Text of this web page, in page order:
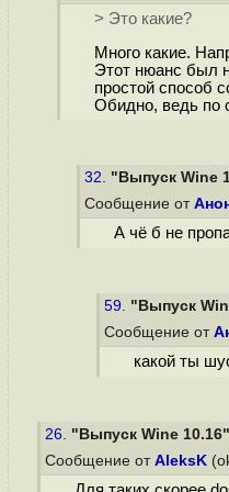
> Это какие?
Много какие.
Этот нюанс был
простой способ
Обидно, ведь по
32. "Выпуск Wine
Сообщение от
А чё б не
59. "Выпуск
Сообщение от
какой ты
26. "Выпуск Wine 10.16"
Сообщение от AleksK